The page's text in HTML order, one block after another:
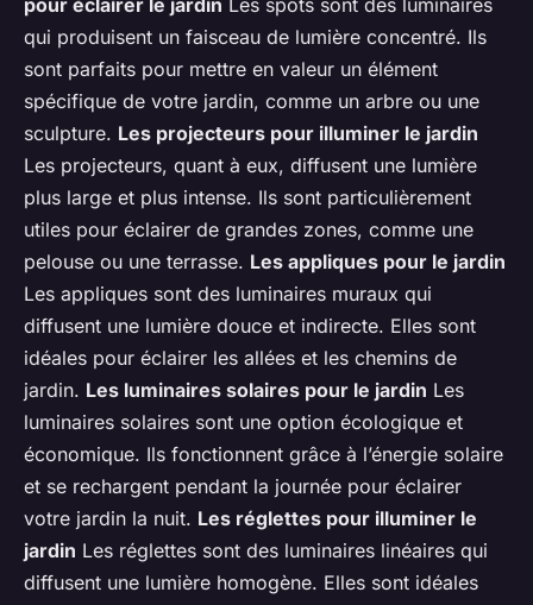
pour éclairer le jardin Les spots sont des luminaires
qui produisent un faisceau de lumière concentré. Ils
sont parfaits pour mettre en valeur un élément
spécifique de votre jardin, comme un arbre ou une
sculpture. Les projecteurs pour illuminer le jardin
Les projecteurs, quant à eux, diffusent une lumière
plus large et plus intense. Ils sont particulièrement
utiles pour éclairer de grandes zones, comme une
pelouse ou une terrasse. Les appliques pour le jardin
Les appliques sont des luminaires muraux qui
diffusent une lumière douce et indirecte. Elles sont
idéales pour éclairer les allées et les chemins de
jardin. Les luminaires solaires pour le jardin Les
luminaires solaires sont une option écologique et
économique. Ils fonctionnent grâce à l’énergie solaire
et se rechargent pendant la journée pour éclairer
votre jardin la nuit. Les réglettes pour illuminer le
jardin Les réglettes sont des luminaires linéaires qui
diffusent une lumière homogène. Elles sont idéales